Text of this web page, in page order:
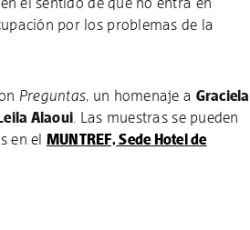
por los problemas de la
Preguntas, un homenaje a Graciela
Alaoui . Las muestras se pueden
en el MUNTREF, Sede Hotel de